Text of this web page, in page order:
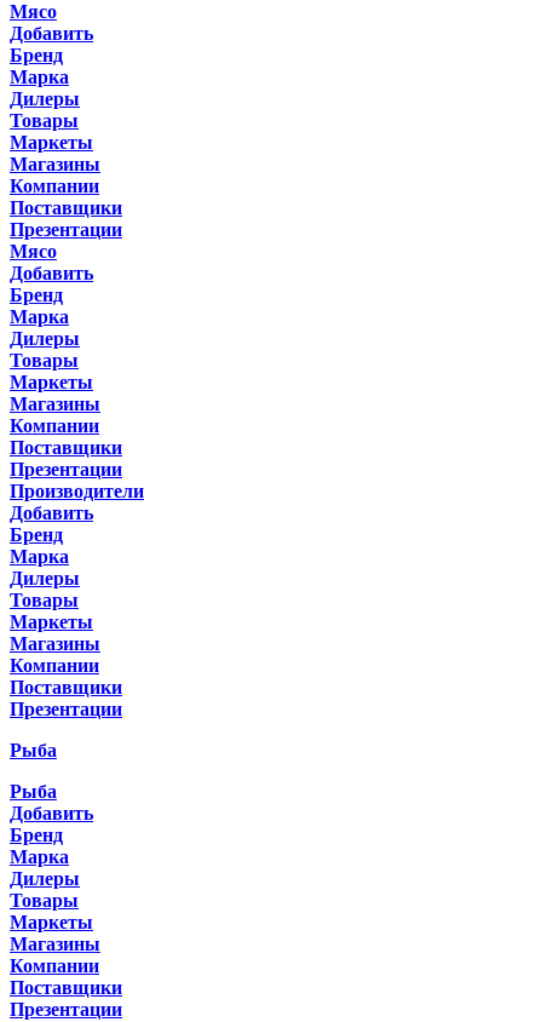
Мясо
Добавить
Бренд
Марка
Дилеры
Товары
Маркеты
Магазины
Компании
Поставщики
Презентации
Мясо
Добавить
Бренд
Марка
Дилеры
Товары
Маркеты
Магазины
Компании
Поставщики
Презентации
Производители
Добавить
Бренд
Марка
Дилеры
Товары
Маркеты
Магазины
Компании
Поставщики
Презентации
Рыба
Рыба
Добавить
Бренд
Марка
Дилеры
Товары
Маркеты
Магазины
Компании
Поставщики
Презентации